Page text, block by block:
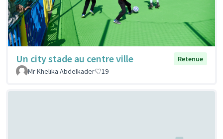
Un city stade au centre ville
Retenue
Mr Khelika Abdelkader
19